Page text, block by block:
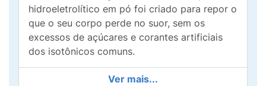
hidroeletrolítico em pó foi criado para repor o
que o seu corpo perde no suor, sem os
excessos de açúcares e corantes artificiais
dos isotônicos comuns.
Com o refrescante sabor de
Ver mais...